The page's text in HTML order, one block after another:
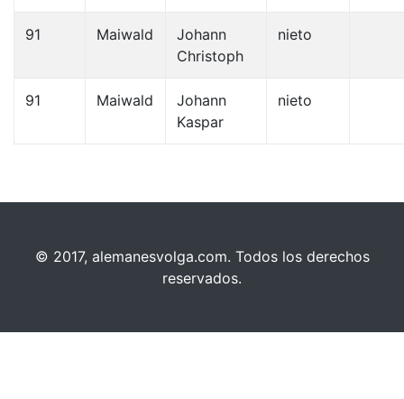
91 Maiwald
Johann
Christoph
nieto
91 Maiwald
Johann
Kaspar
nieto
© 2017, alemanesvolga.com. Todos los derechos
reservados.